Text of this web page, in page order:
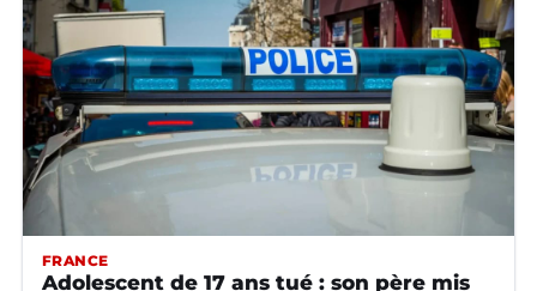
FRANCE
Adolescent de 17 ans tué : son père mis